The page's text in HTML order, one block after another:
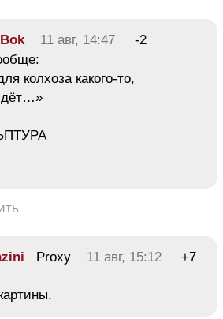
11 авг, 14:47
-2
колхоза какого-то,
Proxy 11 авг, 15:12 +7